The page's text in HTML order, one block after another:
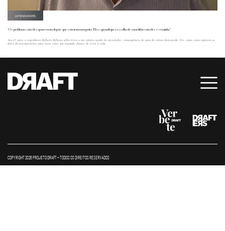
LIFEHACKERS
“Os problemas não desapareceram depois que serraram meu peito. Mas aprendi que a escolha de como lidar com eles é só minha”
Aos 43 anos, o engenheiro Roberto Ribeiro sobreviveu a um infarto agudo do miocárdio, consequência de anos de rotina desregrada. Ele conta como superou as
dores do pós-operatório para fazer valer sua segunda chance de viver a vida.
COPYRIGHT 2026 PROJETO DRAFT – TODOS OS DIREITOS RESERVADOS